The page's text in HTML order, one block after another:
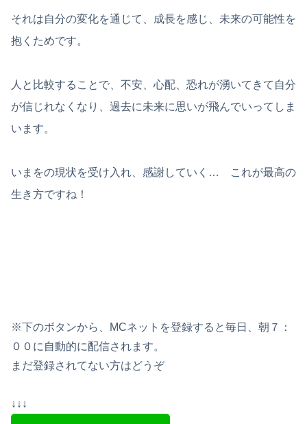
それは自分の変化を通じて、成長を感じ、未来の可能性を
抱くためです。
人と比較することで、不安、心配、恐れが湧いてきて自分
が信じれなくなり、過去に未来に思いが飛んでいってしま
います。
いまをの現状を受け入れ、感謝していく… これが最高の
生き方ですね！
※下のボタンから、MCネットを登録すると毎日、朝７：
００に自動的に配信されます。
まだ登録されてない方はどうぞ
↓↓↓